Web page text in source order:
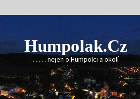
Humpolak.cz
. . . . . nejen o Humpolci a okolí